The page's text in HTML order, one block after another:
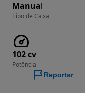
Manual
Tipo de Caixa
102 cv
Potência
Reportar